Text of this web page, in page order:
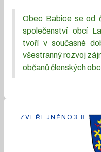
Obec Babice se od
společenství obcí
tvoří v současné
všestranný rozvoj
občanů členských
ZVEŘEJNĚNO